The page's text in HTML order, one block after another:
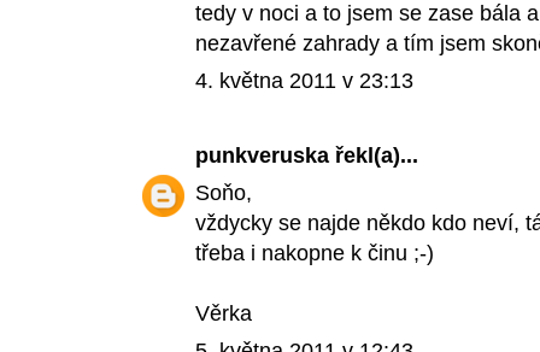
tedy v noci a to jsem se zase bála
nezavřené zahrady a tím jsem
4. května 2011 v 23:13
punkveruska řekl(a)...
Soňo,
vždycky se najde někdo kdo neví,
třeba i nakopne k činu ;-)
Věrka